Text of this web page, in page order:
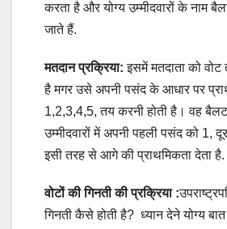
करता है और योग्य उम्मीदवारों के नाम
जाते हैं.
मतदान प्रक्रिया:इसमें मतदाता को वोट
है मगर उसे अपनी पसंद के आधार पर
1,2,3,4,5, तय करनी होती है। वह
उम्मीदवारों में अपनी पहली पसंद को 1,
इसी तरह से आगे की प्राथमिकता देता है.
वोटों की गिनती की प्रक्रिया :
गिनती कैसे होती है? ध्यान देने योग्य